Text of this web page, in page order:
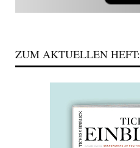
ZUM AKTUELLEN HEFT: